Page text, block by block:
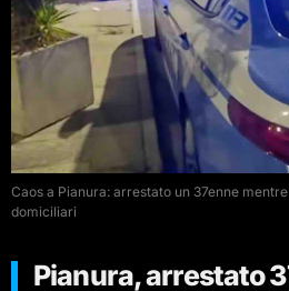
Caos a Pianura: arrestato un 37enne
domiciliari
Pianura, arrestato